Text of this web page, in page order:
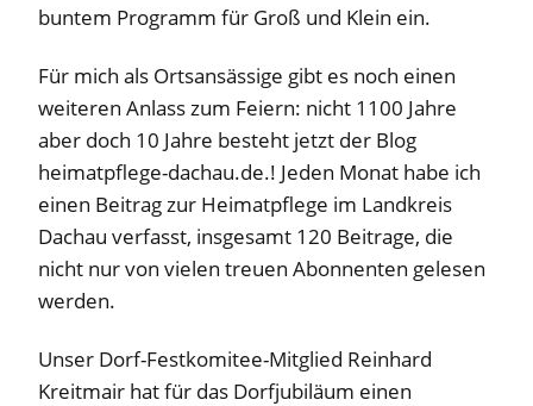
buntem Programm für Groß und Klein ein.
Für mich als Ortsansässige gibt es noch einen
weiteren Anlass zum Feiern: nicht 1100 Jahre
aber doch 10 Jahre besteht jetzt der Blog
heimatpflege-dachau.de.! Jeden Monat habe ich
einen Beitrag zur Heimatpflege im Landkreis
Dachau verfasst, insgesamt 120 Beitrage, die
nicht nur von vielen treuen Abonnenten gelesen
werden.
Unser Dorf-Festkomitee-Mitglied Reinhard
Kreitmair hat für das Dorfjubiläum einen